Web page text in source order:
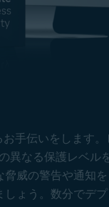
手伝いをします
異なる保護レベル
脅威の警告や通知
ょう。数分でデプ